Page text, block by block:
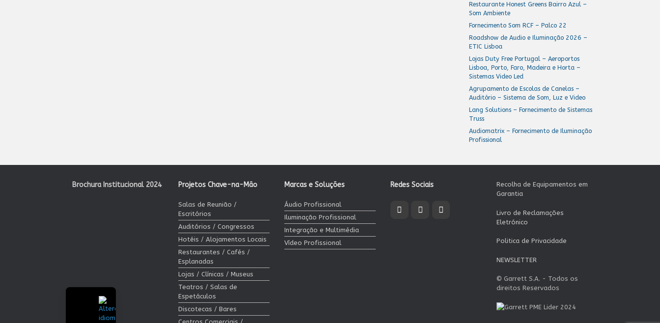
Restaurante Honest Greens Bairro Azul –
Som Ambiente
Fornecimento Som RCF – Palco 22
Roadshow de Audio e Iluminação 2026 –
ETIC Lisboa
Lojas Duty Free Portugal – Aeroportos
Lisboa, Porto, Faro, Madeira e Horta –
Sistemas Video Led
Agrupamento de Escolas de Canelas –
Auditório – Sistema de Som, Luz e Video
Lang Solutions – Fornecimento de Sistemas
Truss
Audiomatrix – Fornecimento de Iluminação
Profissional
Brochura Institucional 2024 Projetos Chave-na-Mão
Salas de Reunião /
Escritórios
Auditórios / Congressos
Hotéis / Alojamentos Locais
Restaurantes / Cafés /
Esplanadas
Lojas / Clínicas / Museus
Teatros / Salas de
Espetáculos
Discotecas / Bares
Marcas e Soluções
Áudio Profissional
Iluminação Profissional
Integração e Multimédia
Vídeo Profissional
Redes Sociais
Recolha de Equipamentos em
Garantia
Livro de Reclamações
Eletrónico
Politica de Privacidade
NEWSLETTER
© Garrett S.A. - Todos os
direitos Reservados